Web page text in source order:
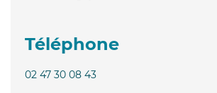
Téléphone
02 47 30 08 43